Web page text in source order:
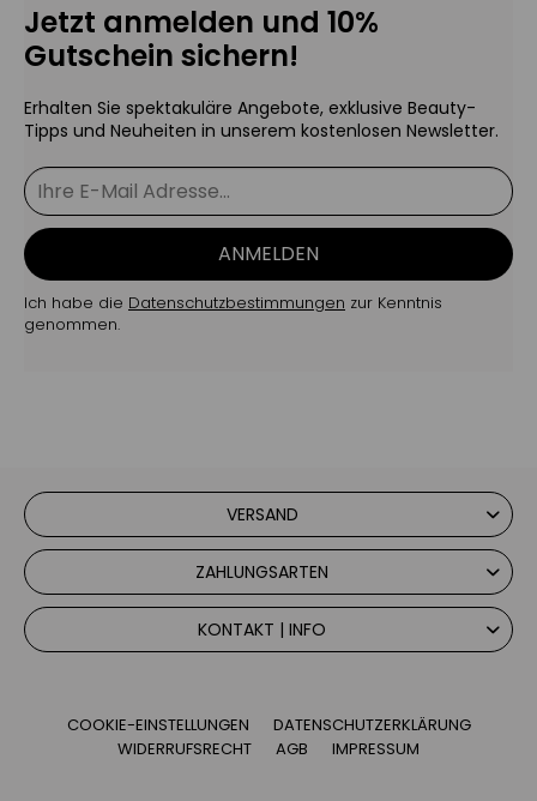
Jetzt anmelden und 10%
Gutschein sichern!
Erhalten Sie spektakuläre Angebote, exklusive Beauty-
Tipps und Neuheiten in unserem kostenlosen Newsletter.
ANMELDEN
Ich habe die Datenschutzbestimmungen zur Kenntnis
genommen.
VERSAND
ZAHLUNGSARTEN
KONTAKT | INFO
COOKIE-EINSTELLUNGEN
DATENSCHUTZERKLÄRUNG
WIDERRUFSRECHT
AGB IMPRESSUM